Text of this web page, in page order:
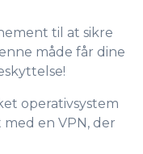
til at sikre
måde får dine
operativsystem
en VPN, der